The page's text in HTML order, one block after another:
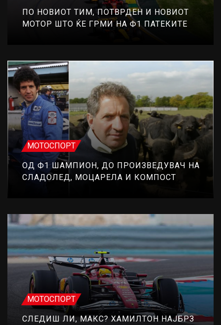
ПО НОВИОТ ТИМ, ПОТВРДЕН И НОВИОТ
МОТОР ШТО ЌЕ ГРМИ НА Ф1 ПАТЕКИТЕ
МОТОСПОРТ
ОД Ф1 ШАМПИОН, ДО ПРОИЗВЕДУВАЧ НА
СЛАДОЛЕД, МОЦАРЕЛА И КОМПОСТ
МОТОСПОРТ
СЛЕДИШ ЛИ, МАКС? ХАМИЛТОН НАЈБРЗ